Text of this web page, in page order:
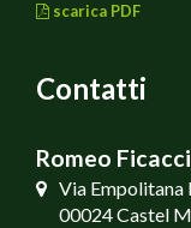
scarica PDF
Contatti
Romeo
Via Empolitana
00024 Castel